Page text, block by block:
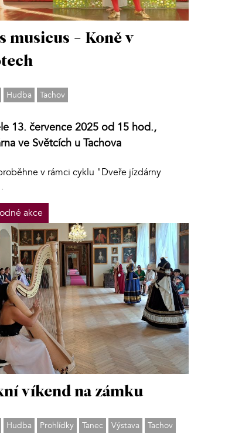
musicus - Koně v
Hudba Tachov
13. července 2025 od 15 hod.,
ve Světcích u Tachova
v rámci cyklu "Dveře jízdárny
akce
víkend na zámku
Hudba Prohlídky Tanec Výstava Tachov